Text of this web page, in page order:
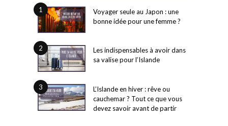
1
Voyager seule au Japon : une
bonne idée pour une femme ?
2
Les indispensables à avoir dans
sa valise pour l’Islande
3
L’Islande en hiver : rêve ou
cauchemar ? Tout ce que vous
devez savoir avant de partir